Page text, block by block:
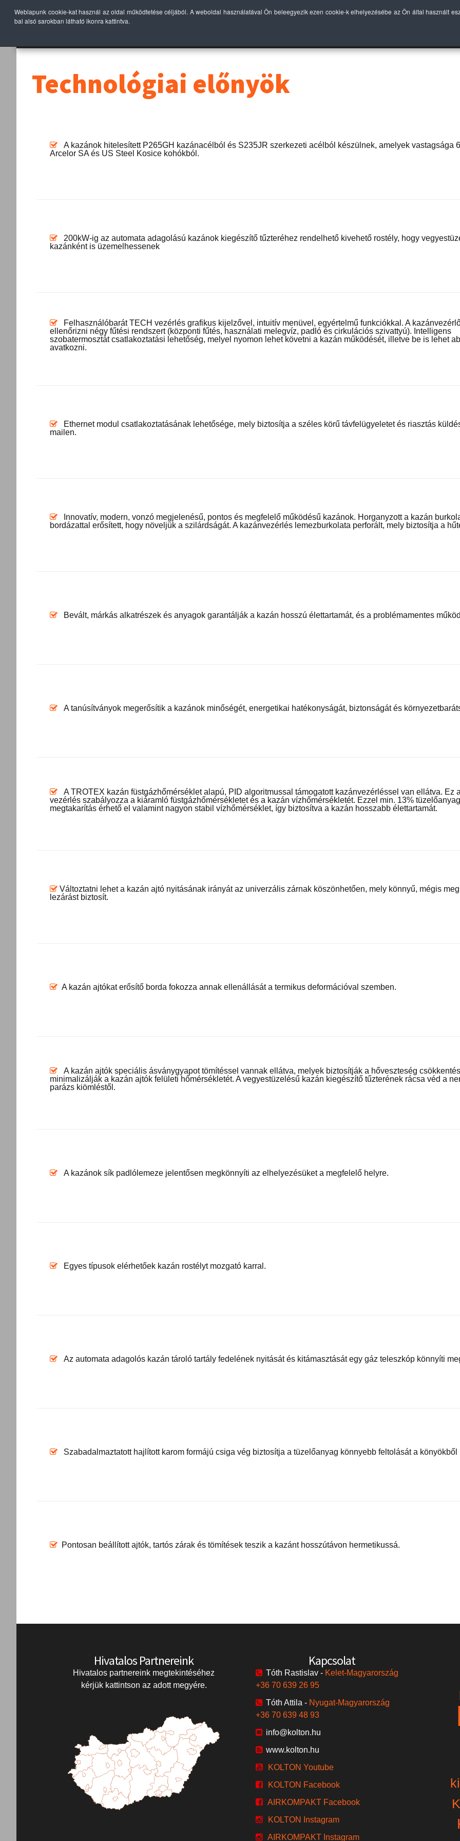
Technológiai előnyök
A kazánok hitelesített P265GH kazánacélból és S235JR szerkezeti acélból készülnek, amelyek vastagsága
Arcelor SA és US Steel Kosice kohókból.
200kW-ig az automata adagolású kazánok kiegészítő tűzteréhez rendelhető kivehető rostély, hogy
kazánként is üzemelhessenek
Felhasználóbarát TECH vezérlés grafikus kijelzővel, intuitív menüvel, egyértelmű funkciókkal. A
ellenőrizni négy fűtési rendszert (központi fűtés, használati melegvíz, padló és cirkulációs szivattyú). Intelligens
szobatermosztát csatlakoztatási lehetőség, melyel nyomon lehet követni a kazán működését, illetve be is lehet
avatkozni.
Ethernet modul csatlakoztatásának lehetősége, mely biztosítja a széles körű távfelügyeletet és riasztás
mailen.
Innovatív, modern, vonzó megjelenésű, pontos és megfelelő működésű kazánok. Horganyzott a kazán
bordázattal erősített, hogy növeljük a szilárdságát. A kazánvezérlés lemezburkolata perforált, mely biztosítja a
Bevált, márkás alkatrészek és anyagok garantálják a kazán hosszú élettartamát, és a problémamentes
A tanúsítványok megerősítik a kazánok minőségét, energetikai hatékonyságát, biztonságát és
A TROTEX kazán füstgázhőmérséklet alapú, PID algoritmussal támogatott kazánvezérléssel van ellátva. Ez
vezérlés szabályozza a kiáramló füstgázhőmérsékletet és a kazán vízhőmérsékletét. Ezzel min. 13% tüzelőanyag
megtakarítás érhető el valamint nagyon stabil vízhőmérséklet, így biztosítva a kazán hosszabb élettartamát.
Változtatni lehet a kazán ajtó nyitásának irányát az univerzális zárnak köszönhetően, mely könnyű, mégis
lezárást biztosít.
A kazán ajtókat erősítő borda fokozza annak ellenállását a termikus deformációval szemben.
A kazán ajtók speciális ásványgyapot tömítéssel vannak ellátva, melyek biztosítják a hőveszteség
minimalizálják a kazán ajtók felületi hőmérsékletét. A vegyestüzelésű kazán kiegészítő tűzterének rácsa véd a
parázs kiömléstől.
A kazánok sík padlólemeze jelentősen megkönnyíti az elhelyezésüket a megfelelő helyre.
Egyes típusok elérhetőek kazán rostélyt mozgató karral.
Az automata adagolós kazán tároló tartály fedelének nyitását és kitámasztását egy gáz teleszkóp könnyíti
Szabadalmaztatott hajlított karom formájú csiga vég biztosítja a tüzelőanyag könnyebb feltolását a könyökből
Pontosan beállított ajtók, tartós zárak és tömítések teszik a kazánt hosszútávon hermetikussá.
Hivatalos Partnereink
Hivatalos partnereink megtekintéséhez
kérjük kattintson az adott megyére.
Kapcsolat
Tóth Rastislav - Kelet-Magyarország
+36 70 639 26 95
Tóth Attila - Nyugat-Magyarország
+36 70 639 48 93
info@kolton.hu
www.kolton.hu
KOLTON Youtube
KOLTON Facebook
AIRKOMPAKT Facebook
KOLTON Instagram
AIRKOMPAKT Instagram
Weblapunk cookie-kat használ az oldal működtetése céljából. A weboldal használatával Ön beleegyezik ezen cookie-k elhelyezésébe az Ön által használt
bal alsó sarokban látható ikonra kattintva.